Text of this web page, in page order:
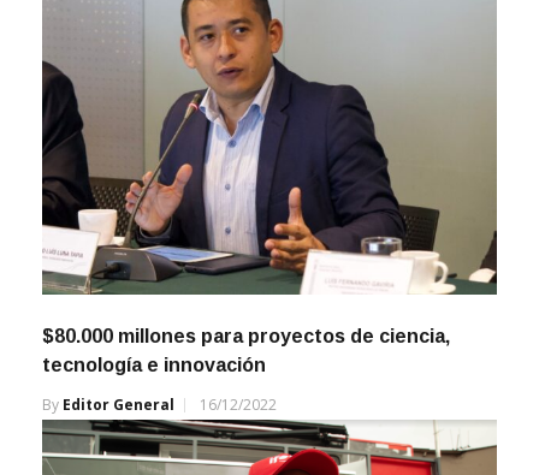
$80.000 millones para proyectos de ciencia,
tecnología e innovación
By Editor General 16/12/2022